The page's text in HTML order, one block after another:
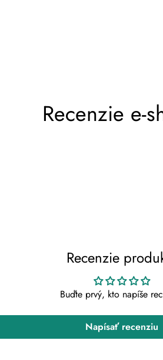
Recenzie e-
Recenzie
Buďte prvý, kto napíše
Napísať recenziu
Potvrďte svoj
Máte 18 rokov alebo